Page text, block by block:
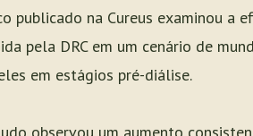
na Cureus examinou a
pela DRC em um cenário de
em estágios pré-diálise.